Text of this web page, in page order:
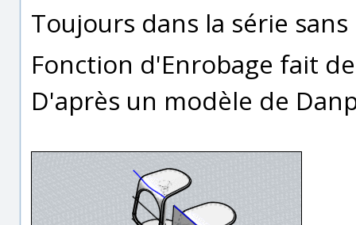
Toujours dans la série
Fonction d'Enrobage fait
D'après un modèle de